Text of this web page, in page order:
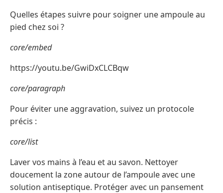
Quelles étapes suivre pour soigner une ampoule au
pied chez soi ?
core/embed
https://youtu.be/GwiDxCLCBqw
core/paragraph
Pour éviter une aggravation, suivez un protocole
précis :
core/list
Laver vos mains à l’eau et au savon. Nettoyer
doucement la zone autour de l’ampoule avec une
solution antiseptique. Protéger avec un pansement